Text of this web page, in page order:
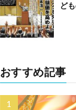
ど
おすすめ記事